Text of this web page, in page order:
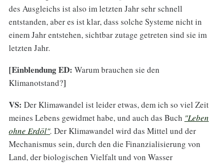
des Ausgleichs ist also im letzten Jahr sehr schnell
entstanden, aber es ist klar, dass solche Systeme nicht in
einem Jahr entstehen, sichtbar zutage getreten sind sie im
letzten Jahr.
[Einblendung ED: Warum brauchen sie den
Klimanotstand?]
VS: Der Klimawandel ist leider etwas, dem ich so viel Zeit
meines Lebens gewidmet habe, und auch das Buch "Leben
ohne Erdöl". Der Klimawandel wird das Mittel und der
Mechanismus sein, durch den die Finanzialisierung von
Land, der biologischen Vielfalt und von Wasser